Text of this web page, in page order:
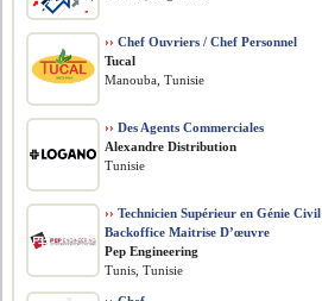
›› Chef Ouvriers / Chef Personnel
Tucal
Manouba, Tunisie
›› Des Agents Commerciales
Alexandre Distribution
Tunisie
›› Technicien Supérieur en Génie Civil
Backoffice Maitrise D’œuvre
Pep Engineering
Tunis, Tunisie